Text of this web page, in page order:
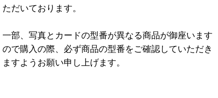
ただいております。
一部、写真とカードの型番が異なる商品が御座います
ので購入の際、必ず商品の型番をご確認していただき
ますようお願い申し上げます。